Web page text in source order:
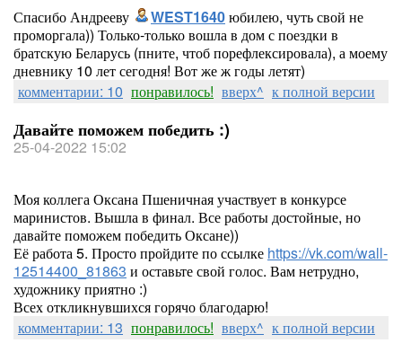
Спасибо Андрееву WEST1640юбилею, чуть свой не
проморгала)) Только-только вошла в дом с поездки в
братскую Беларусь (пните, чтоб порефлексировала), а моему
дневнику 10 лет сегодня! Вот же ж годы летят)
комментарии: 10 понравилось! вверх^ к полной версии
Давайте поможем победить :)
25-04-2022 15:02
Моя коллега Оксана Пшеничная участвует в конкурсе
маринистов. Вышла в финал. Все работы достойные, но
давайте поможем победить Оксане))
Её работа 5. Просто пройдите по ссылке https://vk.com/wall-
12514400_81863 и оставьте свой голос. Вам нетрудно,
художнику приятно :)
Всех откликнувшихся горячо благодарю!
комментарии: 13 понравилось! вверх^ к полной версии